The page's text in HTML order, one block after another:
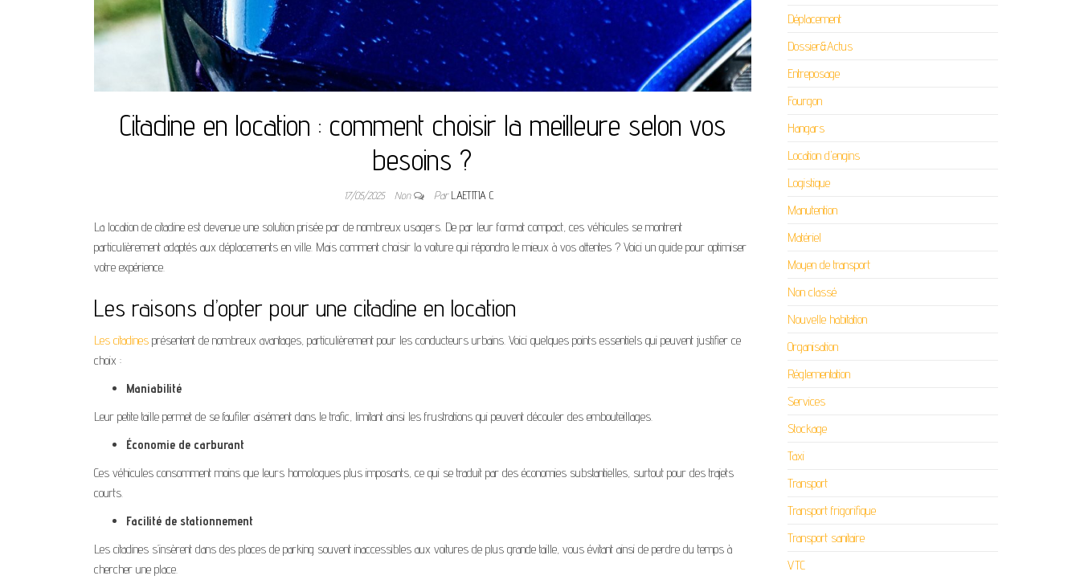
Citadine en location : comment choisir la meilleure selon vos
besoins ?
17/05/2025 Non ParLAETITIA C
La location de citadine est devenue une solution prisée par de nombreux usagers. De par leur format compact, ces véhicules se montrent
particulièrement adaptés aux déplacements en ville. Mais comment choisir la voiture qui répondra le mieux à vos attentes ? Voici un guide pour optimiser
votre expérience.
Les raisons d’opter pour une citadine en location
Les citadines présentent de nombreux avantages, particulièrement pour les conducteurs urbains. Voici quelques points essentiels qui peuvent justifier ce
choix :
Maniabilité
Leur petite taille permet de se faufiler aisément dans le trafic, limitant ainsi les frustrations qui peuvent découler des embouteillages.
Économie de carburant
Ces véhicules consomment moins que leurs homologues plus imposants, ce qui se traduit par des économies substantielles, surtout pour des trajets
courts.
Facilité de stationnement
Les citadines s’insèrent dans des places de parking souvent inaccessibles aux voitures de plus grande taille, vous évitant ainsi de perdre du temps à
chercher une place.
Déplacement
Dossier&Actus
Entreposage
Fourgon
Hangars
Location d'engins
Logistique
Manutention
Matériel
Moyen de transport
Non classé
Nouvelle habitation
Organisation
Réglementation
Services
Stockage
Taxi
Transport
Transport frigorifique
Transport sanitaire
VTC